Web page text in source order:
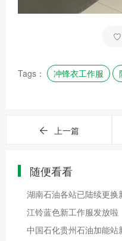
♡
Tags： 冲锋衣工作服
上一篇
随便看看
湖南石油各站已陆续更换
江铃蓝色新工作服发放啦
中国石化贵州石油加能站